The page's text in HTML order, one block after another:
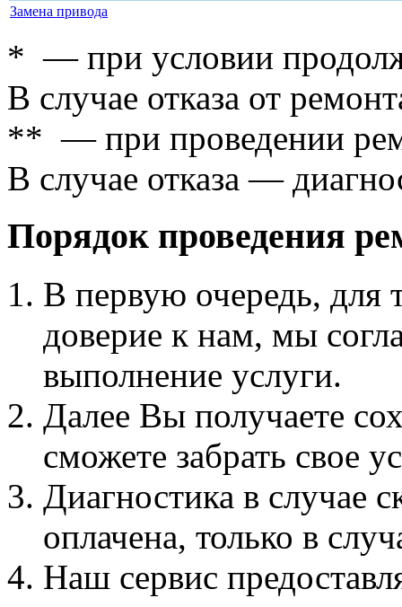
Замена привода
* — при условии
В случае отказа от
** — при проведении
В случае отказа —
Порядок проведения
В первую очередь, для
доверие к нам, мы
выполнение услуги.
Далее Вы получаете
сможете забрать свое
Диагностика в случае
оплачена, только в
Наш сервис